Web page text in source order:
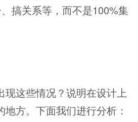
搞关系等，而不是100%集
现这些情况？说明在设计上
地方。下面我们进行分析：